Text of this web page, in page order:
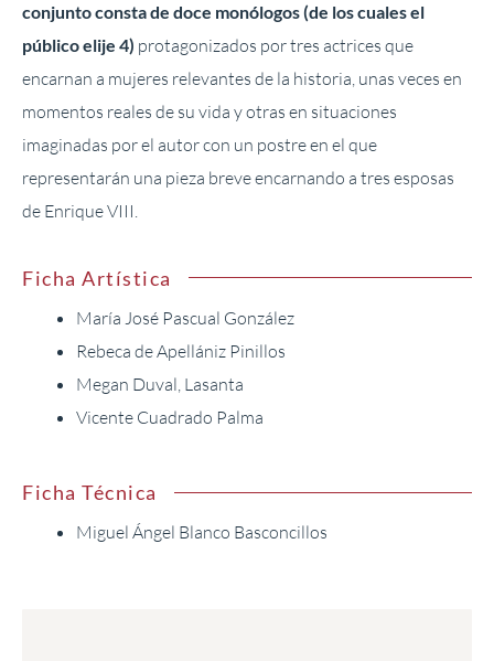
conjunto consta de doce monólogos (de los cuales el
público elije 4) protagonizados por tres actrices que
encarnan a mujeres relevantes de la historia, unas veces en
momentos reales de su vida y otras en situaciones
imaginadas por el autor con un postre en el que
representarán una pieza breve encarnando a tres esposas
de Enrique VIII.
Ficha Artística
María José Pascual González
Rebeca de Apellániz Pinillos
Megan Duval, Lasanta
Vicente Cuadrado Palma
Ficha Técnica
Miguel Ángel Blanco Basconcillos